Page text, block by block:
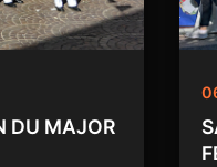
DU MAJOR